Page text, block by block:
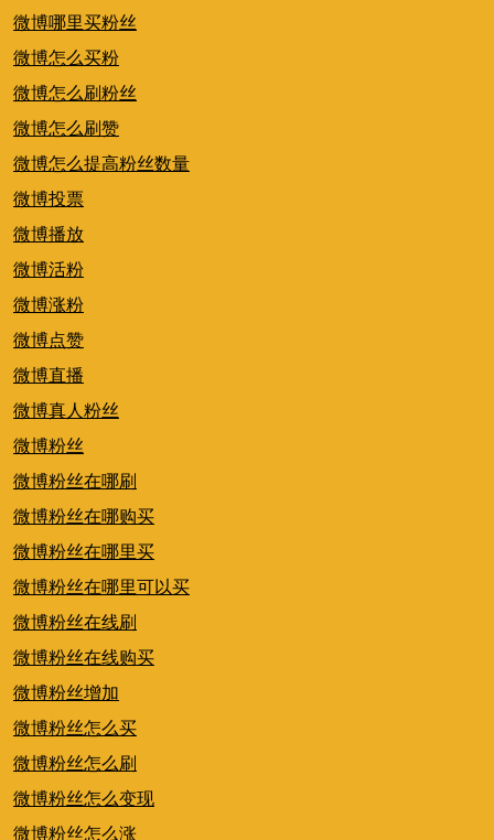
微博哪里买粉丝
微博怎么买粉
微博怎么刷粉丝
微博怎么刷赞
微博怎么提高粉丝数量
微博投票
微博播放
微博活粉
微博涨粉
微博点赞
微博直播
微博真人粉丝
微博粉丝
微博粉丝在哪刷
微博粉丝在哪购买
微博粉丝在哪里买
微博粉丝在哪里可以买
微博粉丝在线刷
微博粉丝在线购买
微博粉丝增加
微博粉丝怎么买
微博粉丝怎么刷
微博粉丝怎么变现
微博粉丝怎么涨